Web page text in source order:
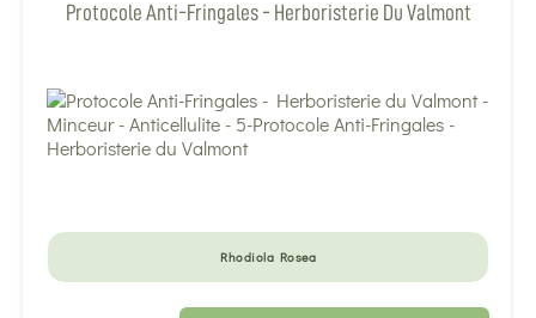
Protocole Anti-Fringales - Herboristerie Du Valmont
Rhodiola Rosea